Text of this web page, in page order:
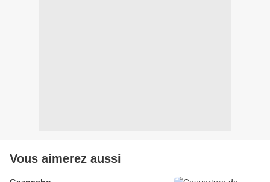
Vous aimerez aussi